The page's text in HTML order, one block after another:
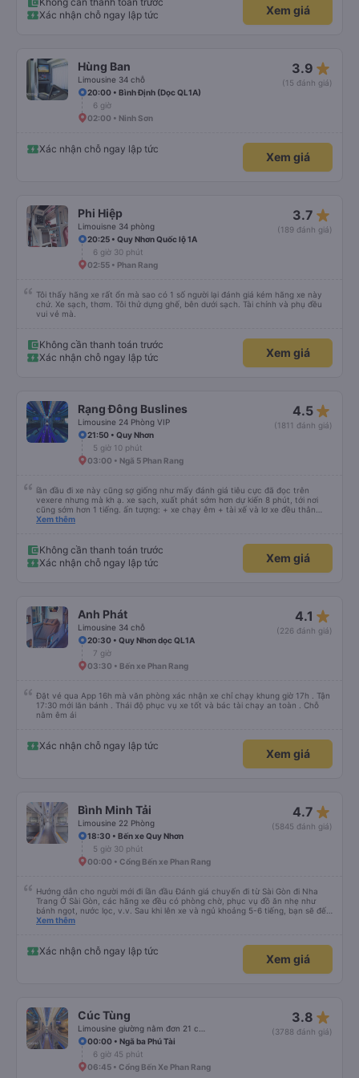
Xác nhận chỗ ngay lập tức
Xem giá
Hùng Ban
Limousine 34 chỗ
3.9 star_rate
(15 đánh giá)
20:00 • Bình Định (Dọc QL1A)
6 giờ
02:00 • Ninh Sơn
Xác nhận chỗ ngay lập tức
Xem giá
Phi Hiệp
Limouisne 34 phòng
3.7 star_rate
(189 đánh giá)
20:25 • Quy Nhơn Quốc lộ 1A
6 giờ 30 phút
02:55 • Phan Rang
Tôi thấy hãng xe rất ổn mà sao có 1 số người lại đánh giá kém hãng xe này
chứ. Xe sạch, thơm. Tôi thử dựng ghế, bên dưới sạch. Tài chính và phụ đều
vui vẻ mà.
Không cần thanh toán trước
Xác nhận chỗ ngay lập tức
Xem giá
Rạng Đông Buslines
Limousine 24 Phòng VIP
4.5 star_rate
(1811 đánh giá)
21:50 • Quy Nhơn
5 giờ 10 phút
03:00 • Ngã 5 Phan Rang
lần đầu đi xe này cũng sợ giống như mấy đánh giá tiêu cực đã đọc trên
vexere nhưng mà kh ạ. xe sạch, xuất phát sớm hơn dự kiến 8 phút, tới nơi
cũng sớm hơn 1 tiếng. ấn tượng: + xe chạy êm + tài xế và lơ xe đều thân
thiện dễ thương. thật ra cũng kh tiếp xúc nhiều+ lắm nhưng cá nhân mình
an sương, xe dừng đúng 3 lần (cả ăn tối) cho khách đi vệ sinh. cái hay ở đây
là khi gần tới chỗ ăn tối sẽ có loa thông báo, loa báo là dừng 30p nhưng thực
tế chỉ dừng khoảng 25p, chắc do khách đã lên đông đủ. tóm lại thì lần đầu đi
Xem thêm
Không cần thanh toán trước
Xác nhận chỗ ngay lập tức
Xem giá
Anh Phát
Limousine 34 chỗ
4.1 star_rate
(226 đánh giá)
20:30 • Quy Nhơn dọc QL1A
7 giờ
03:30 • Bến xe Phan Rang
Đặt vé qua App 16h mà văn phòng xác nhận xe chỉ chạy khung giờ 17h . Tận
17:30 mới lăn bánh . Thái độ phục vụ xe tốt và bác tài chạy an toàn . Chỗ
nằm êm ái
Xác nhận chỗ ngay lập tức
Xem giá
Bình Minh Tải
Limousine 22 Phòng
4.7 star_rate
(5845 đánh giá)
18:30 • Bến xe Quy Nhơn
5 giờ 30 phút
00:00 • Cổng Bến xe Phan Rang
Hướng dẫn cho người mới đi lần đầu Đánh giá chuyến đi từ Sài Gòn đi Nha
Trang Ở Sài Gòn, các hãng xe đều có phòng chờ, phục vụ đồ ăn nhẹ như
bánh ngọt, nước lọc, v.v. Sau khi lên xe và ngủ khoảng 5-6 tiếng, bạn sẽ đến
Nha Trang. Ở Nha Trang, các hãng xe có dịch vụ đưa đón miễn phí, tuy
(nên dùng Google Translate và đưa cho họ đọc) để được hỗ trợ tìm xe đưa
đón. Bạn không nên tin những người mặc áo Grab mời bạn đi xe bên ngoài.
Nói về chất lượng xe thì tuyệt vời, xe được làm theo kiểu cabin với thiết kế
Google Dịch để giao tiếp với họ. Hy vọng bài đánh giá này sẽ giúp ích cho
bạn khi đi
Xem thêm
Xác nhận chỗ ngay lập tức
Xem giá
Cúc Tùng 3.8 star_rate
(3788 đánh giá)
00:00 • Ngã ba Phú Tài
6 giờ 45 phút
06:45 • Cổng Bến Xe Phan Rang